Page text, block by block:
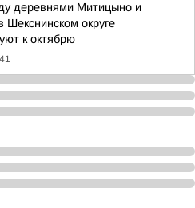
деревнями Митицыно и
Шекснинском округе
к октябрю